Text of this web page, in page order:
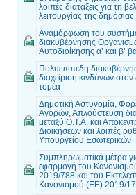
λοιπές διατάξεις για τη
λειτουργίας της δημόσιας
Αναμόρφωση του
διακυβέρνησης
Αυτοδιοίκησης α’ και β’
Πολυεπίπεδη
διαχείριση κινδύνων
τομέα
Δημοτική Αστυνομία,
Αγορών, Απλούστευση
μεταξύ Ο.Τ.Α. και
Διοικήσεων και λοιπές
Υπουργείου Εσωτερικών
Συμπληρωματικά μέτρα
εφαρμογή του
2019/788 και του
Κανονισμού (ΕΕ) 2019/